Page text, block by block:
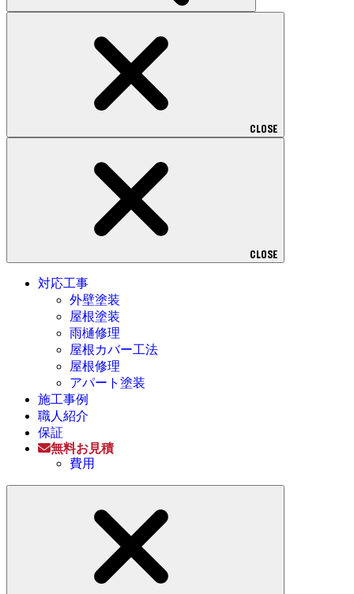
CLOSE
CLOSE
対応工事
外壁塗装
屋根塗装
雨樋修理
屋根カバー工法
屋根修理
アパート塗装
施工事例
職人紹介
保証
無料お見積
費用